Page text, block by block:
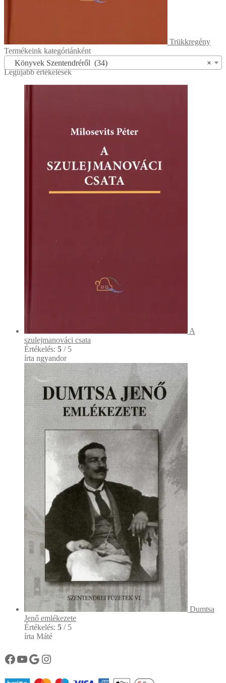
Trükkregény
Termékeink kategóriánként
×
Könyvek Szentendréről (34)
Legújabb értékelések
A
szulejmanováci csata
Értékelés: 5 / 5
írta ngyandor
Dumtsa
Jenő emlékezete
Értékelés: 5 / 5
írta Máté
Könyvtárunk facebook oldala
Könyvtárunk YouTube csatornája
Google
Instagram